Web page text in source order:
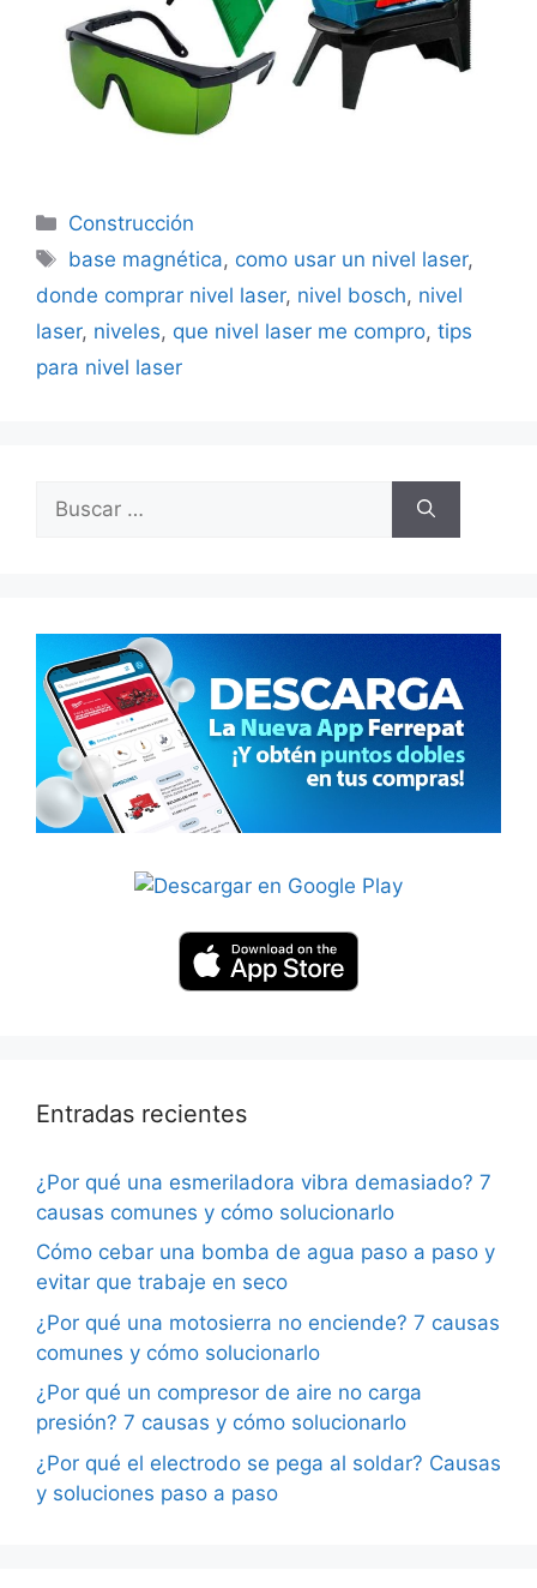
Categorías
Construcción
Etiquetas
base magnética, como usar un nivel laser,
donde comprar nivel laser, nivel bosch, nivel
laser, niveles, que nivel laser me compro, tips
para nivel laser
Entradas recientes
¿Por qué una esmeriladora vibra demasiado? 7
causas comunes y cómo solucionarlo
Cómo cebar una bomba de agua paso a paso y
evitar que trabaje en seco
¿Por qué una motosierra no enciende? 7 causas
comunes y cómo solucionarlo
¿Por qué un compresor de aire no carga
presión? 7 causas y cómo solucionarlo
¿Por qué el electrodo se pega al soldar? Causas
y soluciones paso a paso